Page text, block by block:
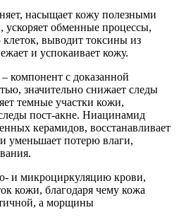
насыщает кожу полезными
обменные процессы,
выводит токсины из
и успокаивает кожу.
компонент с доказанной
значительно снижает следы
темные участки кожи,
пост-акне. Ниацинамид
керамидов, восстанавливает
уменьшает потерю влаги,
и микроциркуляцию крови,
кожи, благодаря чему кожа
а морщины